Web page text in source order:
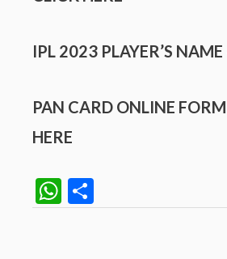
IPL 2023 PLAYER’S NAME
PAN CARD ONLINE FORM
HERE
W
h h